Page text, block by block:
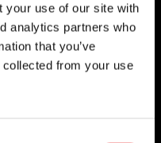
your use of our site with
analytics partners who
that you’ve
collected from your use